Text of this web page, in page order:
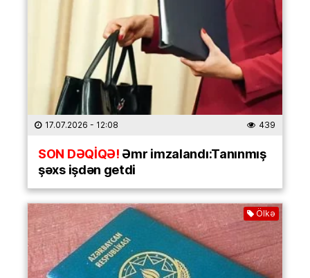
17.07.2026 - 12:08 439
SON DƏQİQƏ!Əmr imzalandı:Tanınmış
şəxs işdən getdi
Ölkə